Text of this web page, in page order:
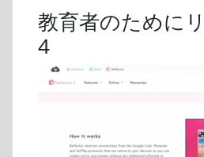
教育者のために
4